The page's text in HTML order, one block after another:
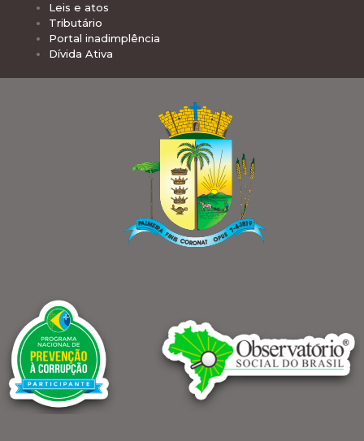
Leis e atos
Tributário
Portal inadimplência
Dívida Ativa